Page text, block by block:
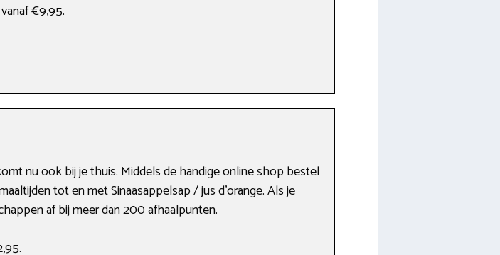
€9,95.
nu ook bij je thuis. Middels de handige online shop bestel
tot en met Sinaasappelsap / jus d’orange. Als je
af bij meer dan 200 afhaalpunten.